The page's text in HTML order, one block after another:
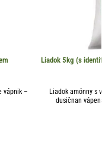
vápnik –
Liadok 5kg (s
Liadok amónny s
dusičnan